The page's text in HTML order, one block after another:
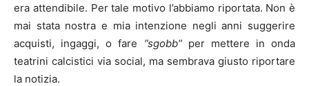
era attendibile. Per tale motivo l’abbiamo riportata. Non è
mai stata nostra e mia intenzione negli anni suggerire
acquisti, ingaggi, o fare ”sgobb”per mettere in onda
teatrini calcistici via social, ma sembrava giusto riportare
la notizia.